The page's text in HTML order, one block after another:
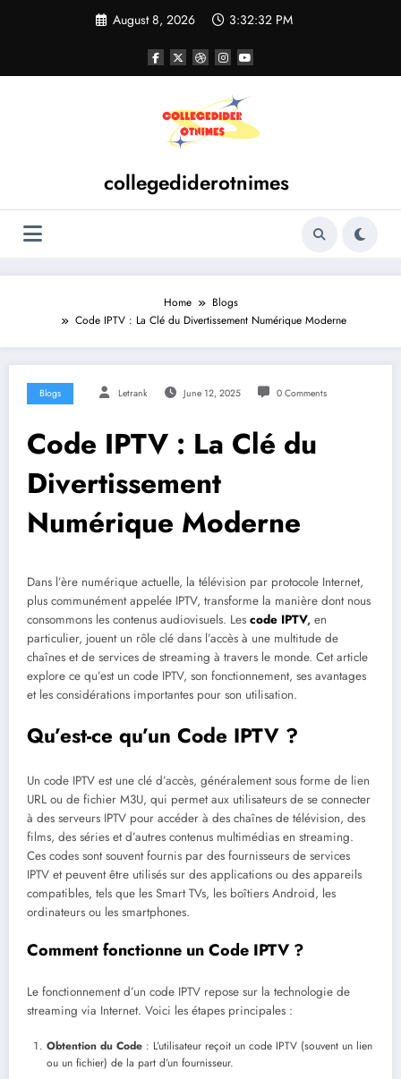
August 8, 2026 3:32:33 PM
collegediderotnimes
Home
Blogs
Code IPTV : La Clé du Divertissement Numérique Moderne
Blogs Letrank June 12, 2025 0 Comments
Code IPTV : La Clé du
Divertissement
Numérique Moderne
Dans l’ère numérique actuelle, la télévision par protocole Internet,
plus communément appelée IPTV, transforme la manière dont nous
consommons les contenus audiovisuels. Les code IPTV, en
particulier, jouent un rôle clé dans l’accès à une multitude de
chaînes et de services de streaming à travers le monde. Cet article
explore ce qu’est un code IPTV, son fonctionnement, ses avantages
et les considérations importantes pour son utilisation.
Qu’est-ce qu’un Code IPTV ?
Un code IPTV est une clé d’accès, généralement sous forme de lien
URL ou de fichier M3U, qui permet aux utilisateurs de se connecter
à des serveurs IPTV pour accéder à des chaînes de télévision, des
films, des séries et d’autres contenus multimédias en streaming.
Ces codes sont souvent fournis par des fournisseurs de services
IPTV et peuvent être utilisés sur des applications ou des appareils
compatibles, tels que les Smart TVs, les boîtiers Android, les
ordinateurs ou les smartphones.
Comment fonctionne un Code IPTV ?
Le fonctionnement d’un code IPTV repose sur la technologie de
streaming via Internet. Voici les étapes principales :
Obtention du Code : L’utilisateur reçoit un code IPTV (souvent un lien
ou un fichier) de la part d’un fournisseur.